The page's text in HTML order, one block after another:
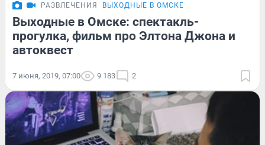
РАЗВЛЕЧЕНИЯ ВЫХОДНЫЕ В ОМСКЕ
Выходные в Омске: спектакль-
прогулка, фильм про Элтона Джона и
автоквест
7 июня, 2019, 07:00 9 183 2